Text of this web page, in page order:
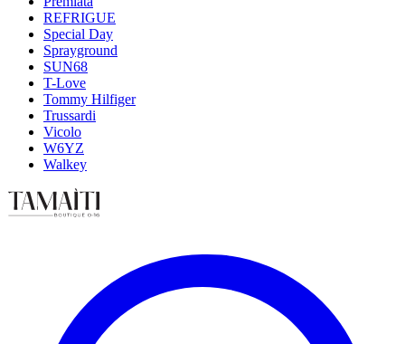
REFRIGUE
Special Day
Sprayground
SUN68
T-Love
Tommy Hilfiger
Trussardi
Vicolo
W6YZ
Walkey